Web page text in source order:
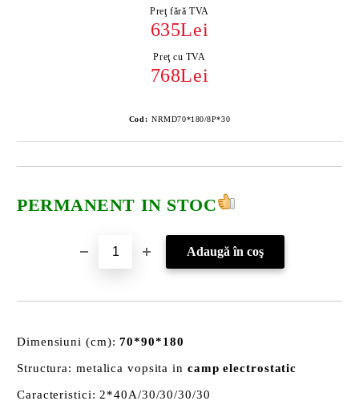
Preţ fără TVA
635Lei
Preţ cu TVA
768Lei
Cod: NRMD70*180/8P*30
PERMANENT IN STOC
Dimensiuni (cm):70*90*180
Structura: metalica vopsita in camp electrostatic
Caracteristici: 2*40A/30/30/30/30